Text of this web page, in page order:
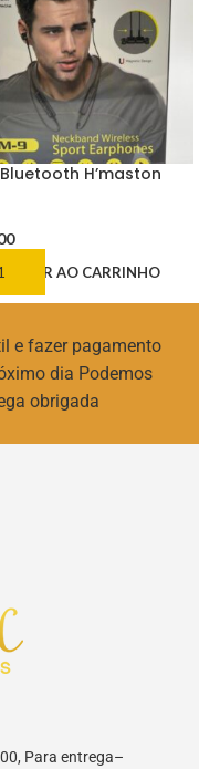
H’maston
AO CARRINHO
e fazer pagamento
dia Podemos
obrigada
Para entrega–